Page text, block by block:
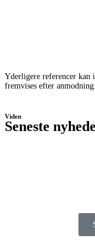
Yderligere referencer kan
fremvises efter anmodning.
Viden
Seneste